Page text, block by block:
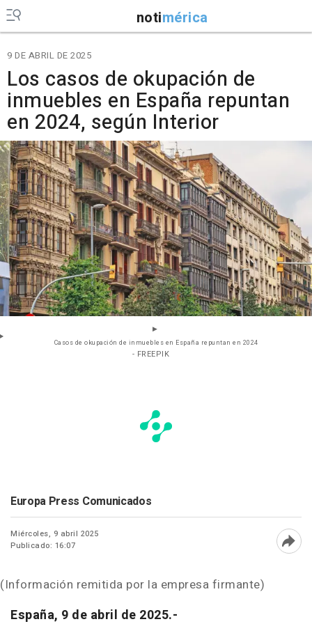
notimérica
9 DE ABRIL DE 2025
Los casos de okupación de
inmuebles en España repuntan
en 2024, según Interior
Casos de okupación de inmuebles en España repuntan en 2024
- FREEPIK
Europa Press Comunicados
Miércoles, 9 abril 2025
Publicado: 16:07
(Información remitida por la empresa firmante)
España, 9 de abril de 2025.-